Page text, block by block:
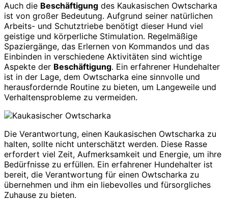
Auch die Beschäftigung des Kaukasischen Owtscharka
ist von großer Bedeutung. Aufgrund seiner natürlichen
Arbeits- und Schutztriebe benötigt dieser Hund viel
geistige und körperliche Stimulation. Regelmäßige
Spaziergänge, das Erlernen von Kommandos und das
Einbinden in verschiedene Aktivitäten sind wichtige
Aspekte der Beschäftigung. Ein erfahrener Hundehalter
ist in der Lage, dem Owtscharka eine sinnvolle und
herausfordernde Routine zu bieten, um Langeweile und
Verhaltensprobleme zu vermeiden.
Die Verantwortung, einen Kaukasischen Owtscharka zu
halten, sollte nicht unterschätzt werden. Diese Rasse
erfordert viel Zeit, Aufmerksamkeit und Energie, um ihre
Bedürfnisse zu erfüllen. Ein erfahrener Hundehalter ist
bereit, die Verantwortung für einen Owtscharka zu
übernehmen und ihm ein liebevolles und fürsorgliches
Zuhause zu bieten.